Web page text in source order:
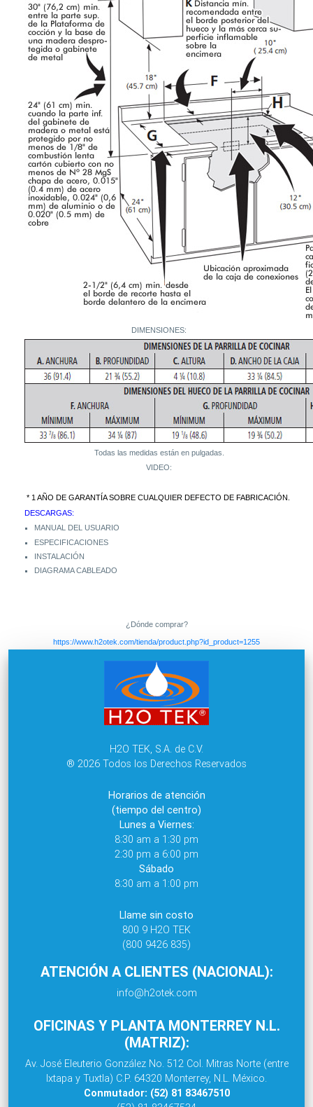
DIMENSIONES:
Todas las medidas están en pulgadas.
VIDEO:
* 1 AÑO DE GARANTÍA SOBRE CUALQUIER DEFECTO DE FABRICACIÓN.
DESCARGAS:
MANUAL DEL USUARIO
ESPECIFICACIONES
INSTALACIÓN
DIAGRAMA CABLEADO
¿Dónde comprar?
https://www.h2otek.com/tienda/product.php?id_product=1255
H2O TEK, S.A. de C.V.
® 2026 Todos los Derechos Reservados
Horarios de atención
(tiempo del centro)
Lunes a Viernes:
8:30 am a 1:30 pm
2:30 pm a 6:00 pm
Sábado
8:30 am a 1:00 pm
Llame sin costo
800 9 H2O TEK
(800 9426 835)
ATENCIÓN A CLIENTES (NACIONAL):
info@h2otek.com
OFICINAS Y PLANTA MONTERREY N.L.
(MATRIZ):
Av. José Eleuterio González No. 512 Col. Mitras Norte (entre
Ixtapa y Tuxtla) C.P. 64320 Monterrey, N.L. México.
Conmutador: (52) 81 83467510